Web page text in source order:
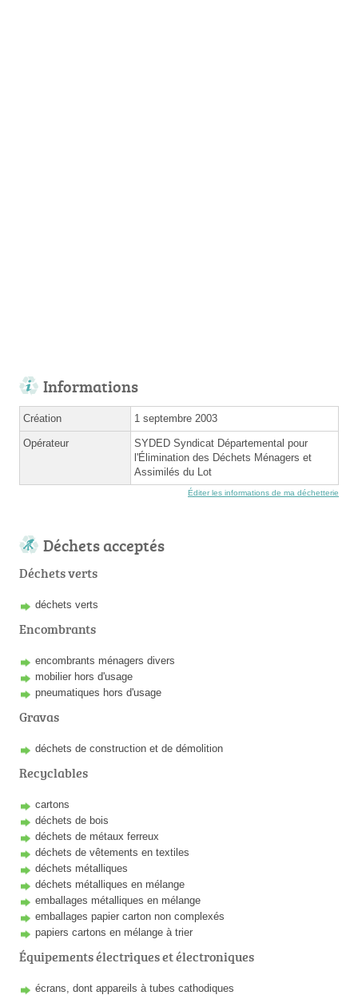
Informations
Création 1 septembre 2003
Opérateur
SYDED Syndicat Départemental pour
l'Élimination des Déchets Ménagers et
Assimilés du Lot
Éditer les informations de ma déchetterie
Déchets acceptés
Déchets verts
déchets verts
Encombrants
encombrants ménagers divers
mobilier hors d'usage
pneumatiques hors d'usage
Gravas
déchets de construction et de démolition
Recyclables
cartons
déchets de bois
déchets de métaux ferreux
déchets de vêtements en textiles
déchets métalliques
déchets métalliques en mélange
emballages métalliques en mélange
emballages papier carton non complexés
papiers cartons en mélange à trier
Équipements électriques et électroniques
écrans, dont appareils à tubes cathodiques